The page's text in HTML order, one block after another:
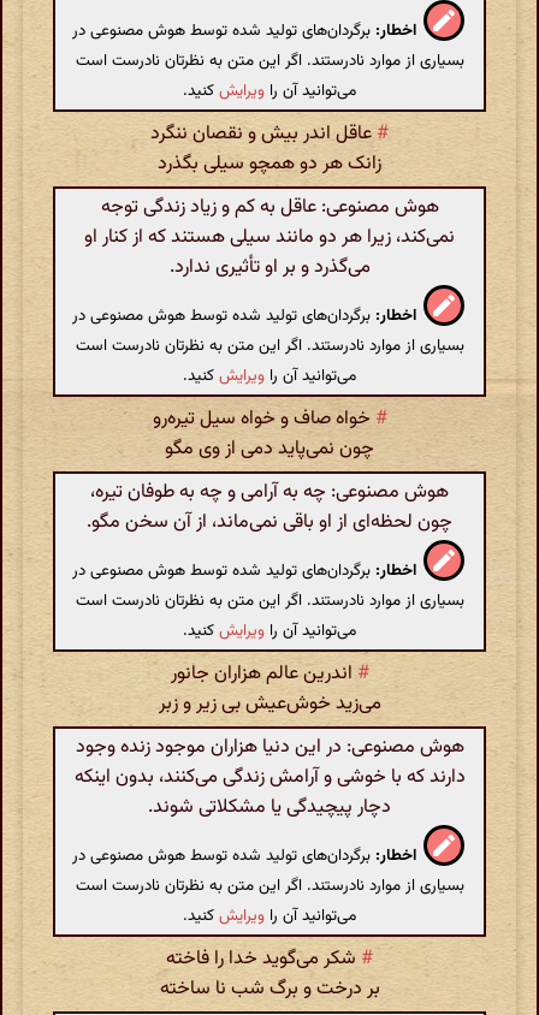
اخطار: برگردان‌های تولید شده توسط هوش مصنوعی در
بسیاری از موارد نادرستند. اگر این متن به نظرتان نادرست است
می‌توانید آن را ویرایشکنید.
# عاقل اندر بیش و نقصان ننگرد
زانک هر دو همچو سیلی بگذرد
هوش مصنوعی: عاقل به کم و زیاد زندگی توجه
نمی‌کند، زیرا هر دو مانند سیلی هستند که از کنار او
می‌گذرد و بر او تأثیری ندارد.
اخطار: برگردان‌های تولید شده توسط هوش مصنوعی در
بسیاری از موارد نادرستند. اگر این متن به نظرتان نادرست است
می‌توانید آن را ویرایشکنید.
# خواه صاف و خواه سیل تیره‌رو
چون نمی‌پاید دمی از وی مگو
هوش مصنوعی: چه به آرامی و چه به طوفان تیره،
چون لحظه‌ای از او باقی نمی‌ماند، از آن سخن مگو.
اخطار: برگردان‌های تولید شده توسط هوش مصنوعی در
بسیاری از موارد نادرستند. اگر این متن به نظرتان نادرست است
می‌توانید آن را ویرایشکنید.
# اندرین عالم هزاران جانور
می‌زید خوش‌عیش بی زیر و زبر
هوش مصنوعی: در این دنیا هزاران موجود زنده وجود
دارند که با خوشی و آرامش زندگی می‌کنند، بدون اینکه
دچار پیچیدگی یا مشکلاتی شوند.
اخطار: برگردان‌های تولید شده توسط هوش مصنوعی در
بسیاری از موارد نادرستند. اگر این متن به نظرتان نادرست است
می‌توانید آن را ویرایشکنید.
# شکر می‌گوید خدا را فاخته
بر درخت و برگ شب نا ساخته